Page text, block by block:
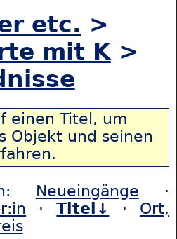
etc. >
mit K>
einen Titel, um
Objekt und seinen
Neueingänge ·
·Titel↓ · Ort,